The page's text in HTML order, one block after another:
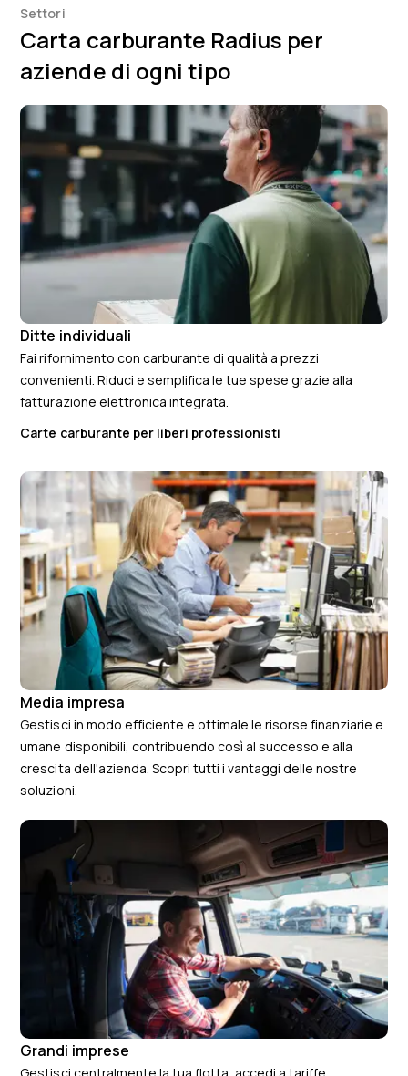
Settori
Carta carburante Radius per
aziende di ogni tipo
Ditte individuali
Fai rifornimento con carburante di qualità a prezzi
convenienti. Riduci e semplifica le tue spese grazie alla
fatturazione elettronica integrata.
Carte carburante per liberi professionisti
Media impresa
Gestisci in modo efficiente e ottimale le risorse finanziarie e
umane disponibili, contribuendo così al successo e alla
crescita dell'azienda. Scopri tutti i vantaggi delle nostre
soluzioni.
Grandi imprese